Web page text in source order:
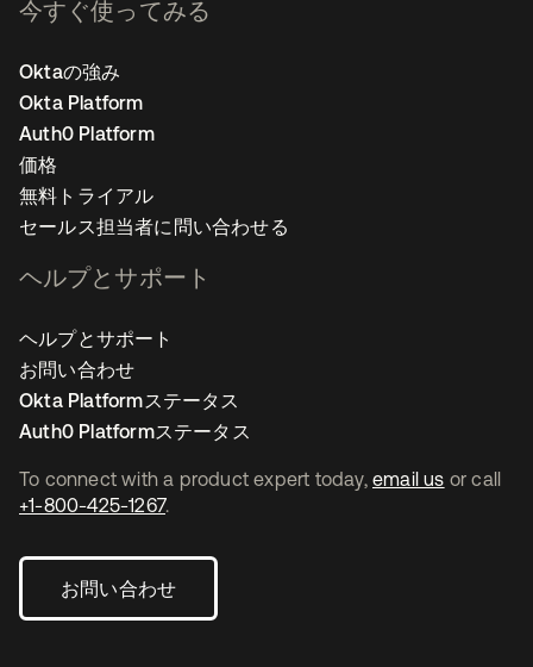
To connect with a product expert today, email us or call
+1-800-425-1267.
お問い合わせ
今すぐ使ってみる
Oktaの強み
Okta Platform
Auth0 Platform
価格
無料トライアル
セールス担当者に問い合わせる
ヘルプとサポート
ヘルプとサポート
お問い合わせ
Okta Platformステータス
Auth0 Platformステータス